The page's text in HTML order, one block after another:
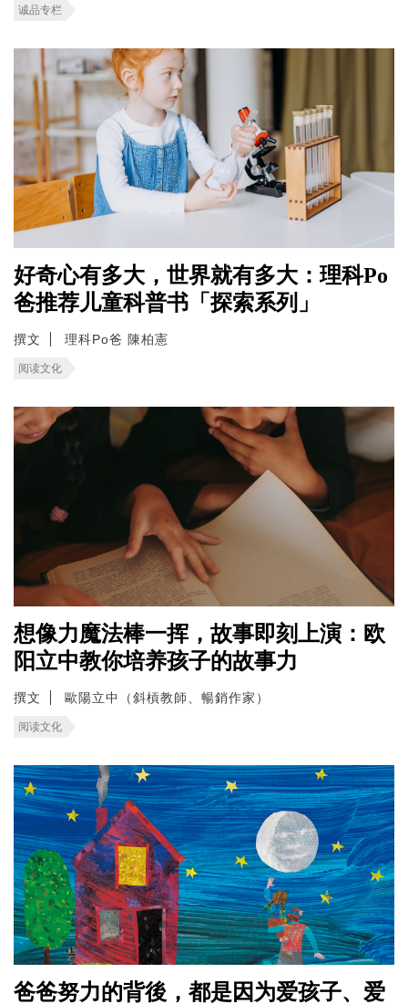
诚品专栏
好奇心有多大，世界就有多大：理科Po
爸推荐儿童科普书「探索系列」
撰文 理科Po爸 陳柏憲
阅读文化
想像力魔法棒一挥，故事即刻上演：欧
阳立中教你培养孩子的故事力
撰文 歐陽立中（斜槓教師、暢銷作家）
阅读文化
爸爸努力的背後，都是因为爱孩子、爱